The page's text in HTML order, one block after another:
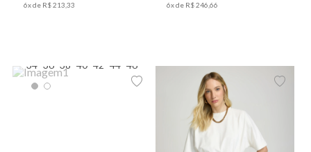
6x de R$213 33 6x de R$246 66
34 36 38 40 42 44 46